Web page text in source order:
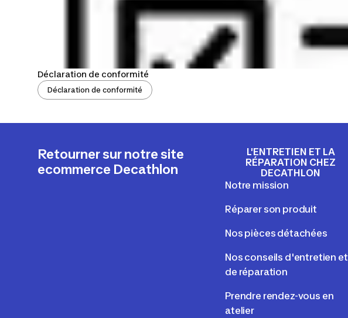
Déclaration de conformité
Déclaration de conformité
Retourner sur notre site
ecommerce Decathlon
L'ENTRETIEN ET LA
RÉPARATION CHEZ
DECATHLON
Notre mission
Réparer son produit
Nos pièces détachées
Nos conseils d'entretien et
de réparation
Prendre rendez-vous en
atelier